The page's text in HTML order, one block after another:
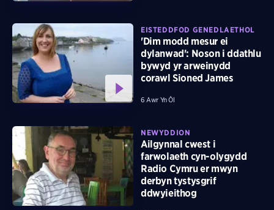
EISTEDDFOD GENEDLAETHOL
'Dim modd mesur ei
dylanwad': Noson i ddathlu
bywyd yr arweinydd
corawl Sioned James
6 Awr Yn Ôl
NEWYDDION
Ailgynnal cwest i
farwolaeth cyn-olygydd
Radio Cymru er mwyn
derbyn tystysgrif
ddwyieithog